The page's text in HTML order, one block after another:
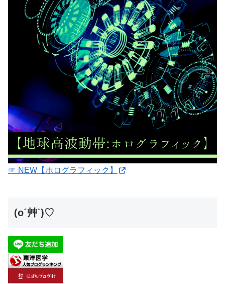
☞ NEW【ホログラフィック】
(o´艸`)♡